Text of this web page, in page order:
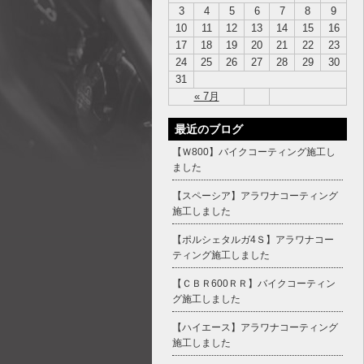
« 7月
3 4 5 6 7 8
9
10
11 12 13 14 15
16
17
18 19 20 21 22
23
24
25 26 27 28 29
30
31
最近のブログ
【Ｗ800】バイクコーティング施工し
ました
【スペーシア】アラワナコーティング
施工しました
【ポルシェタルガ4Ｓ】アラワナコー
ティング施工しました
【ＣＢＲ600ＲＲ】バイクコーティン
グ施工しました
【ハイエース】アラワナコーティング
施工しました